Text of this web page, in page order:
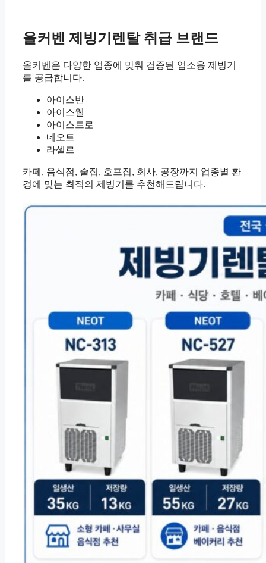
올커벤 제빙기렌탈 취급 브랜드
올커벤은 다양한 업종에 맞춰 검증된 업소용 제빙기
를 공급합니다.
아이스반
아이스웰
아이스트로
네오트
라셀르
카페, 음식점, 술집, 호프집, 회사, 공장까지 업종별 환
경에 맞는 최적의 제빙기를 추천해드립니다.